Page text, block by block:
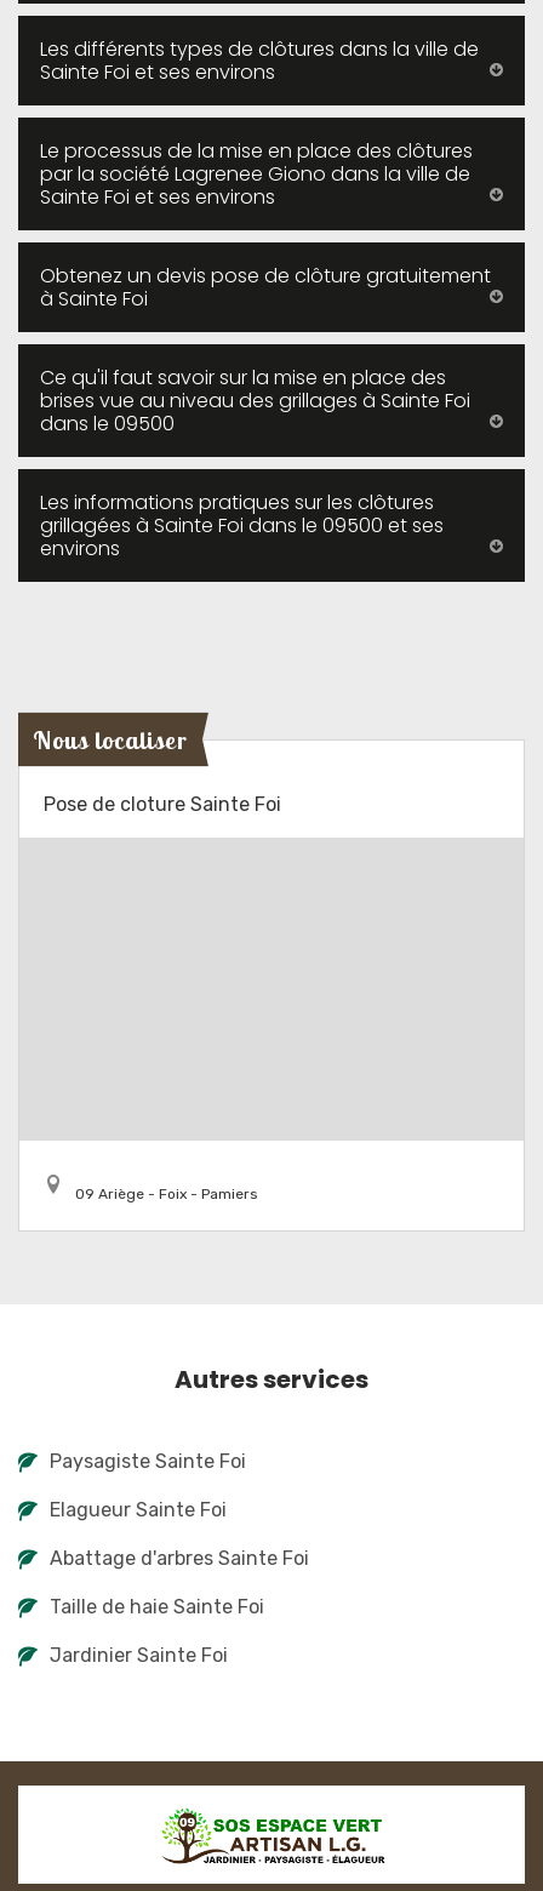
Les différents types de clôtures dans la ville de
Sainte Foi et ses environs
Le processus de la mise en place des clôtures
par la société Lagrenee Giono dans la ville de
Sainte Foi et ses environs
Obtenez un devis pose de clôture gratuitement
à Sainte Foi
Ce qu'il faut savoir sur la mise en place des
brises vue au niveau des grillages à Sainte Foi
dans le 09500
Les informations pratiques sur les clôtures
grillagées à Sainte Foi dans le 09500 et ses
environs
Nous localiser
Pose de cloture Sainte Foi
09 Ariège - Foix - Pamiers
Autres services
Paysagiste Sainte Foi
Elagueur Sainte Foi
Abattage d'arbres Sainte Foi
Taille de haie Sainte Foi
Jardinier Sainte Foi